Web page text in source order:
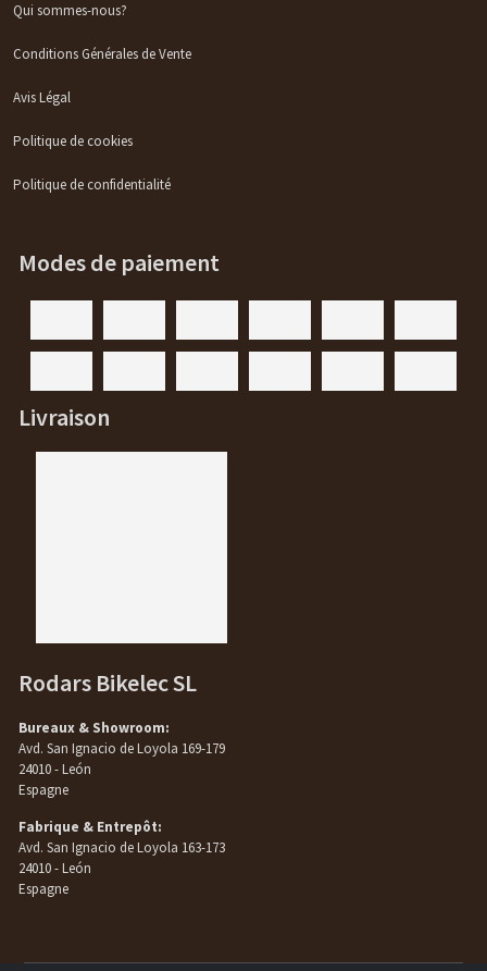
Qui sommes-nous?
Conditions Générales de Vente
Avis Légal
Politique de cookies
Politique de confidentialité
Modes de paiement
Livraison
Rodars Bikelec SL
Bureaux & Showroom:
Avd. San Ignacio de Loyola 169-179
24010 - León
Espagne
Fabrique & Entrepôt:
Avd. San Ignacio de Loyola 163-173
24010 - León
Espagne